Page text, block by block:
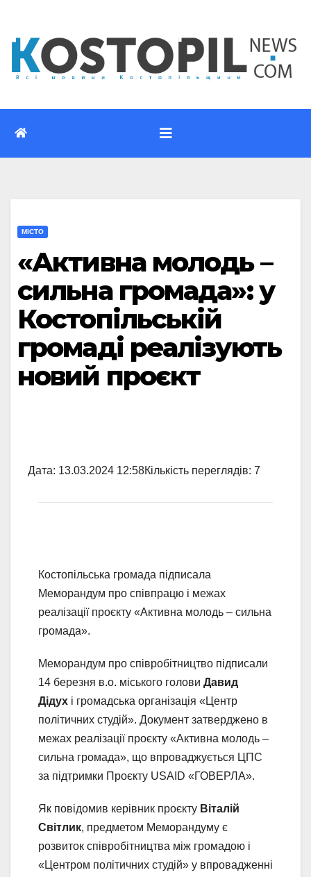
вмісту
МІСТО
«Активна молодь –
сильна громада»: у
Костопільській
громаді реалізують
новий проєкт
Дата: 13.03.2024 12:58Кількість переглядів: 7
Костопільська громада підписала
Меморандум про співпрацю і межах
реалізації проєкту «Активна молодь – сильна
громада».
Меморандум про співробітництво підписали
14 березня в.о. міського голови Давид
Дідух і громадська організація «Центр
політичних студій». Документ затверджено в
межах реалізації проєкту «Активна молодь –
сильна громада», що впроваджується ЦПС
за підтримки Проєкту USAID «ГОВЕРЛА».
Як повідомив керівник проєкту Віталій
Світлик, предметом Меморандуму є
розвиток співробітництва між громадою і
«Центром політичних студій» у впровадженні